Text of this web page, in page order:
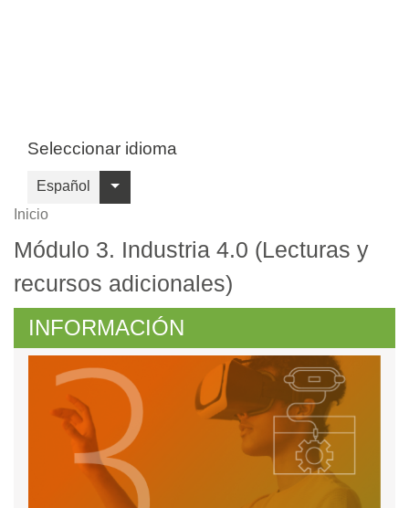
Seleccionar idioma
Español
Sobrescribir
enlaces
de
ayuda
a
navegación
Inicio
Módulo 3. Industria 4.0 (Lecturas y
recursos adicionales)
INFORMACIÓN